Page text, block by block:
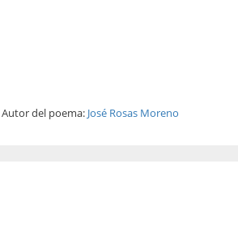
Autor del poema: José Rosas Moreno